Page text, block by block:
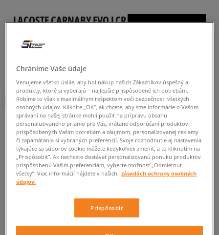
LACOSTE CARNABY EVO LCR
39,99€cena s DPH
+ 40 BODOV V SIZEERCLUBE
Informujte ma o dostupnosti
Ak bude položka opäť dostupná, dostanete od nás oznámenie.
Vyberte veľkosť
ZISTIŤ DOSTUPNOSŤ V NAŠICH KAMENNÝCH PREDAJNIACH
Chránime Vaše údaje
Venujeme všetko úsilie, aby bol nákup našich Zákazníkov úspešný a
produkty, ktoré si vyberajú – najlepšie prispôsobené ich potrebám.
Robíme to však s maximálnym rešpektom voči bezpečnosti všetkých
osobných údajov. Kliknite „OK”, ak chcete, aby sme informácie o Vašom
správaní na našej stránke mohli použiť na prípravu obsahu
personalizovaného priamo pre Vás, vrátane odporúčaní produktov
prispôsobených Vašim potrebám a záujmom, personalizovanej reklamy
či zapamätania si vybraných preferencií. Svoje rozhodnutie aj nastavenia
týkajúce sa súborov cookie môžete kedykoľvek zmeniť, a to kliknutím na
„Prispôsobiť”. Ak nechcete dostávať personalizovanú ponuku produktov
prispôsobenú Vašim preferenciám, vyberte možnosť „Odmietnuť
všetky”. Viac informácií nájdete v našich
zásadách ochrany osobných
údajov.
Prispôsobiť